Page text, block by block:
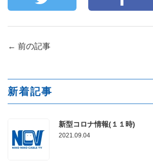
← 前の記事
新着記事
新型コロナ情報(１１時)
2021.09.04